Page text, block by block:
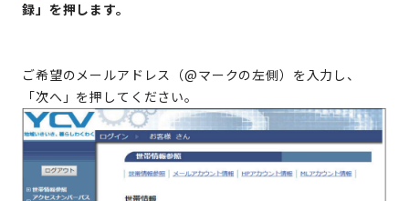
録」を押します。
ご希望のメールアドレス（@マークの左側）を入力し、
「次へ」を押してください。